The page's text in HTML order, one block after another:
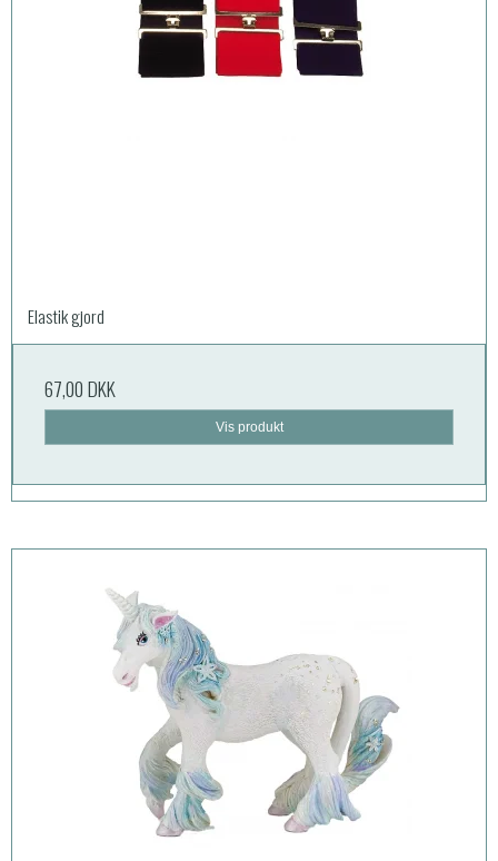
Elastik gjord
67,00 DKK
Vis produkt